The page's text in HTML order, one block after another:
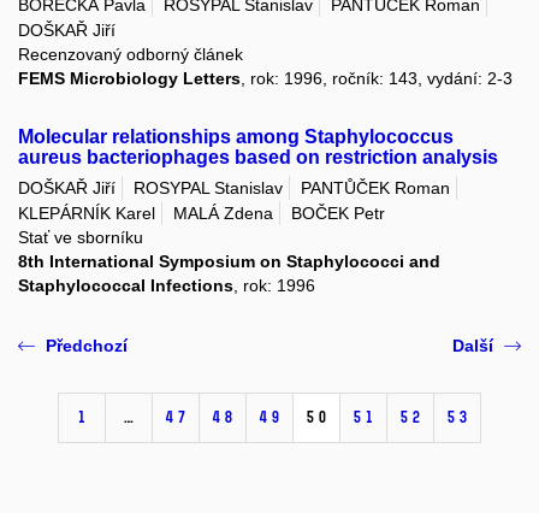
BORECKÁ Pavla ROSYPAL Stanislav
PANTŮČEK Roman
DOŠKAŘ Jiří
Recenzovaný odborný článek
FEMS Microbiology Letters, rok: 1996, ročník: 143, vydání: 2-3
Molecular relationships among Staphylococcus
aureus bacteriophages based on restriction analysis
DOŠKAŘ Jiří ROSYPAL Stanislav
PANTŮČEK Roman
KLEPÁRNÍK Karel
MALÁ Zdena
BOČEK Petr
Stať ve sborníku
8th International Symposium on Staphylococci and
Staphylococcal Infections , rok: 1996
Předchozí
1 … 47 48 49 50 51 52 53
Další